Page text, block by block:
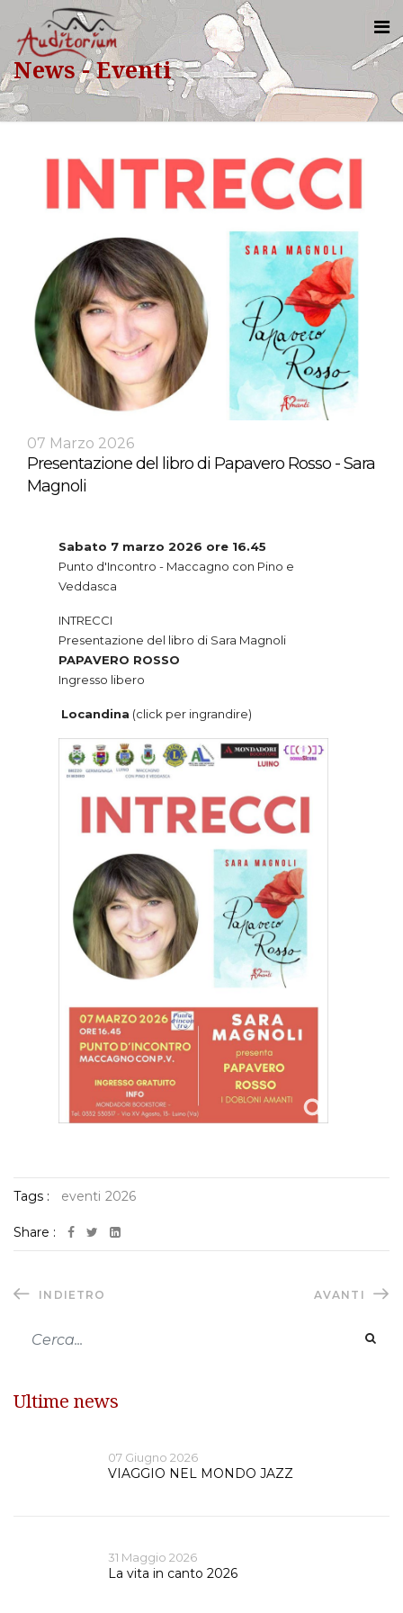
News - Eventi
07 Marzo 2026
Presentazione del libro di Papavero Rosso - Sara
Magnoli
Sabato 7 marzo 2026 ore 16.45
Punto d'Incontro - Maccagno con Pino e
Veddasca
INTRECCI
Presentazione del libro di Sara Magnoli
PAPAVERO ROSSO
Ingresso libero
Locandina (click per ingrandire)
Tags : eventi 2026
Share :
INDIETRO AVANTI
Ultime news
07 Giugno 2026
VIAGGIO NEL MONDO JAZZ
31 Maggio 2026
La vita in canto 2026